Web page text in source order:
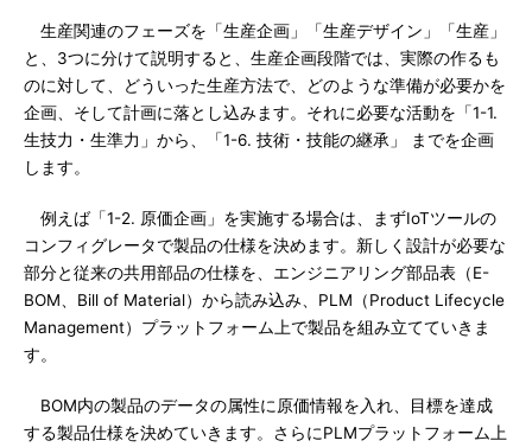
生産関連のフェーズを「生産企画」「生産デザイン」「生産」
と、3つに分けて説明すると、生産企画段階では、実際の作るも
のに対して、どういった生産方法で、どのような準備が必要かを
企画、そして計画に落とし込みます。それに必要な活動を「1-1.
生技力・生準力」から、「1-6. 技術・技能の継承」 までを企画
します。
例えば「1-2. 原価企画」を実施する場合は、まずIoTツールの
コンフィグレータで製品の仕様を決めます。新しく設計が必要な
部分と従来の共用部品の仕様を、エンジニアリング部品表（E-
BOM、Bill of Material）から読み込み、PLM（Product Lifecycle
Management）プラットフォーム上で製品を組み立てていきま
す。
BOM内の製品のデータの属性に原価情報を入れ、目標を達成
する製品仕様を決めていきます。さらにPLMプラットフォーム上